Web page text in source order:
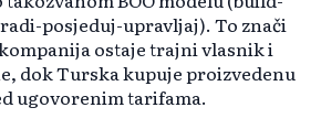
posjeduj-upravljaj). To znači
ostaje trajni vlasnik i
dok Turska kupuje proizvedenu
ugovorenim tarifama.